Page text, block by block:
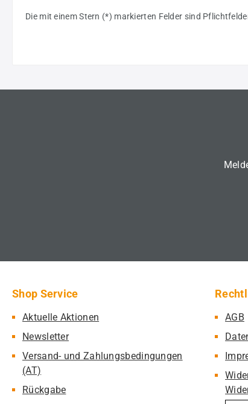
Die mit einem Stern (*) markierten Felder sind
Shop Service
Aktuelle Aktionen
Newsletter
Versand- und Zahlungsbedingungen
(AT)
Rückgabe
AGB